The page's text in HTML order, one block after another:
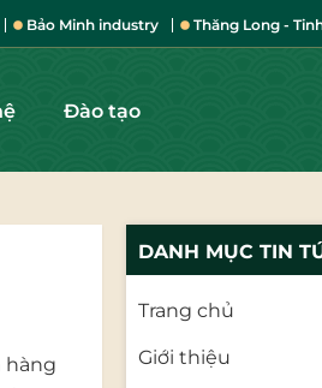
Bảo Minh industry Thăng Long -
Đào tạo
hàng
DANH MỤC TIN
Trang chủ
Giới thiệu